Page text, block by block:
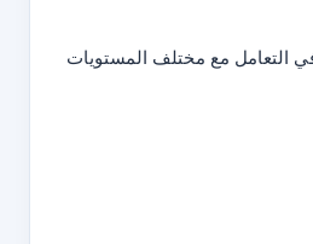
التعامل مع مختلف المستويات